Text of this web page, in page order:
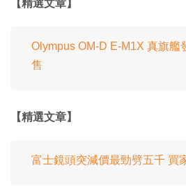
【精選文章】
Olympus OM-D E-M1X 真旗艦
售
【精選文章】
富士鏡頭突減價最勁劈五千 買